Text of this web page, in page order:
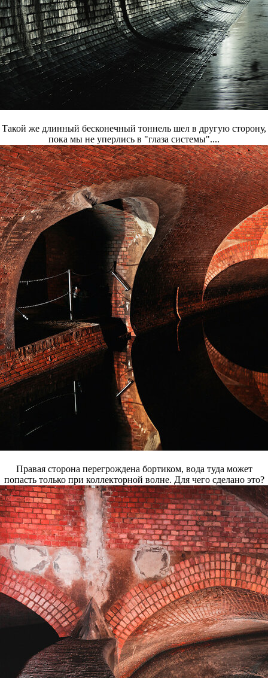
Такой же длинный бесконечный тоннель шел в другую сторону,
пока мы не уперлись в "глаза системы"....
Правая сторона перегрождена бортиком, вода туда может
попасть только при коллекторной волне. Для чего сделано это?